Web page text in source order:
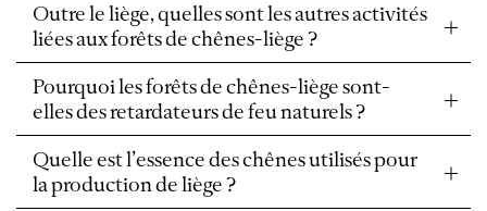
Outre le liège, quelles sont les autres activités
liées aux forêts de chênes-liège ?
Pourquoi les forêts de chênes-liège sont-
elles des retardateurs de feu naturels ?
Quelle est l’essence des chênes utilisés pour
la production de liège ?